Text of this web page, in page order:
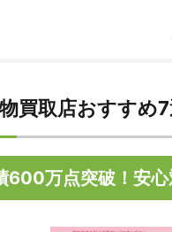
買取店おすすめ
600万点突破！安心